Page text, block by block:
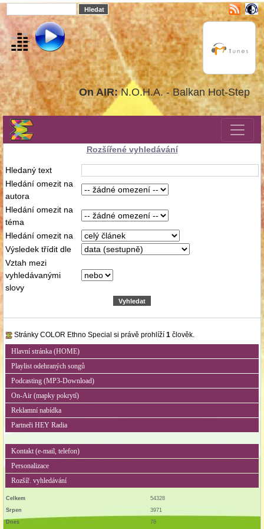
On AIR: N.O.H.A. - Balkan Hot-Step
Rozšířené vyhledávání
Hledaný text
Hledání omezit na
autora
Hledání omezit na
téma
Hledání omezit na
Výsledek třídit dle
Vztah mezi
vyhledávanými
slovy
Stránky COLOR Ethno Special si právě prohlíží 1 člověk.
Hlavní stránka (HOME)
Playlist odehraných songů
Podcasting (MP3-Download)
On-Air (mapky pokrytí)
Reklamní nabídka
Partneři HEY Radia
Kontakt (e-mail, telefon)
Personalizace
Rozšíř. vyhledávání
Celkem
54328
Srpen
3971
Dnes
78